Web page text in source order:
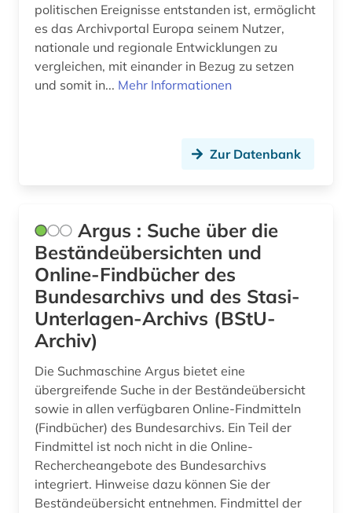
open data (1)
opposition (1)
oral history (2)
ostmitteleuropa (4)
parlament (3)
parlamentsdebatte (2)
parlamentswahl (10)
parteiprogramm (1)
patent (1)
pharmazie (1)
philosophie (1)
politischen Ereignisse entstanden ist, ermöglicht
es das Archivportal Europa seinem Nutzer,
nationale und regionale Entwicklungen zu
vergleichen, mit einander in Bezug zu setzen
und somit in... Mehr Informationen
Zur Datenbank
Argus : Suche über die
Beständeübersichten und
Online-Findbücher des
Bundesarchivs und des Stasi-
Unterlagen-Archivs (BStU-
Archiv)
Die Suchmaschine Argus bietet eine
übergreifende Suche in der Beständeübersicht
sowie in allen verfügbaren Online-Findmitteln
(Findbücher) des Bundesarchivs. Ein Teil der
Findmittel ist noch nicht in die Online-
Rechercheangebote des Bundesarchivs
integriert. Hinweise dazu können Sie der
Beständeübersicht entnehmen. Findmittel der